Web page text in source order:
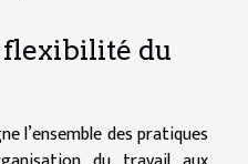
du
l’ensemble des pratiques